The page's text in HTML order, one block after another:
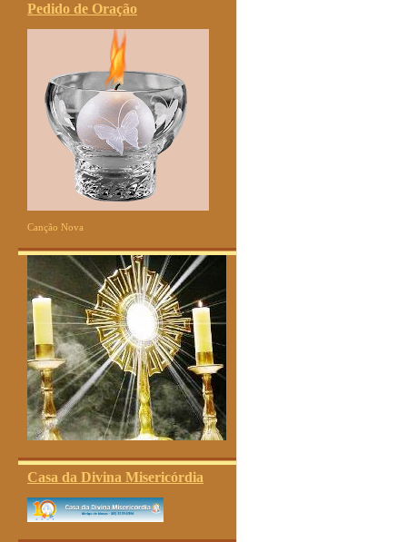
Pedido de Oração
Canção Nova
Casa da Divina Misericórdia